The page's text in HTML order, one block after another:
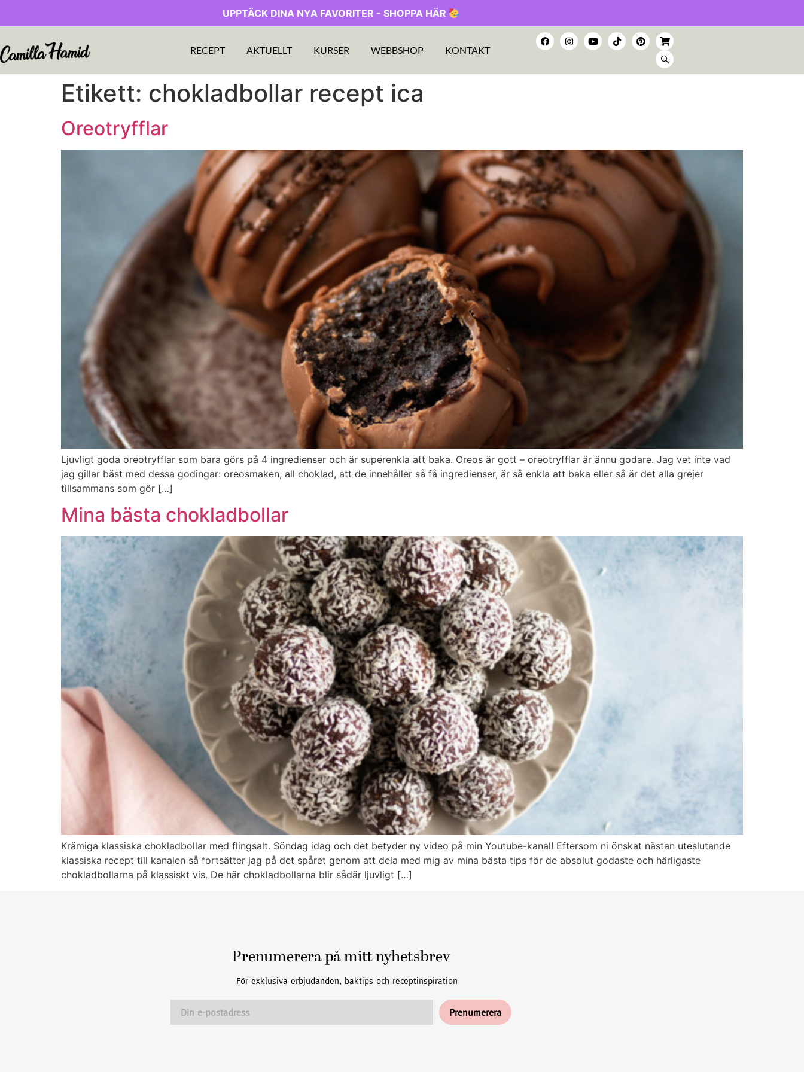
UPPTÄCK DINA NYA FAVORITER - SHOPPA HÄR
RECEPT AKTUELLT KURSER WEBBSHOP KONTAKT
Etikett: chokladbollar recept ica
Oreotryfflar
Ljuvligt goda oreotryfflar som bara görs på 4 ingredienser och är superenkla att baka. Oreos är gott – oreotryfflar är ännu godare. Jag vet inte vad
jag gillar bäst med dessa godingar: oreosmaken, all choklad, att de innehåller så få ingredienser, är så enkla att baka eller så är det alla grejer
tillsammans som gör […]
Mina bästa chokladbollar
Krämiga klassiska chokladbollar med flingsalt. Söndag idag och det betyder ny video på min Youtube-kanal! Eftersom ni önskat nästan uteslutande
klassiska recept till kanalen så fortsätter jag på det spåret genom att dela med mig av mina bästa tips för de absolut godaste och härligaste
chokladbollarna på klassiskt vis. De här chokladbollarna blir sådär ljuvligt […]
Prenumerera på mitt nyhetsbrev
För exklusiva erbjudanden, baktips och receptinspiration